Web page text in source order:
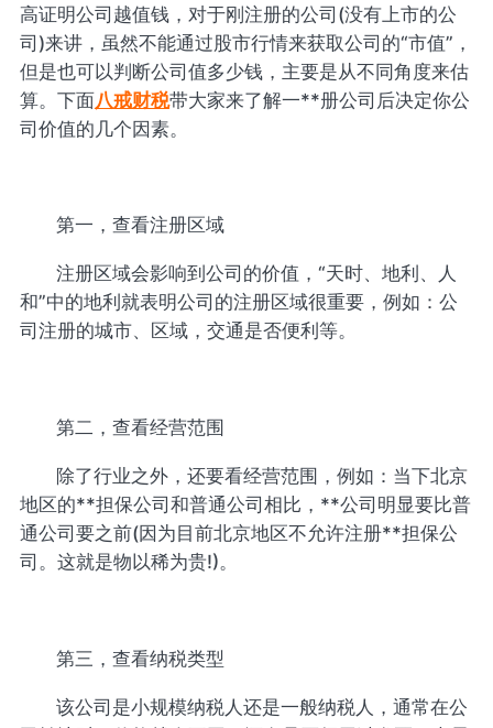
高证明公司越值钱，对于刚注册的公司(没有上市的公
司)来讲，虽然不能通过股市行情来获取公司的“市值”，
但是也可以判断公司值多少钱，主要是从不同角度来估
算。下面八戒财税带大家来了解一**册公司后决定你公
司价值的几个因素。
第一，查看注册区域
注册区域会影响到公司的价值，“天时、地利、人
和”中的地利就表明公司的注册区域很重要，例如：公
司注册的城市、区域，交通是否便利等。
第二，查看经营范围
除了行业之外，还要看经营范围，例如：当下北京
地区的**担保公司和普通公司相比，**公司明显要比普
通公司要之前(因为目前北京地区不允许注册**担保公
司。这就是物以稀为贵!)。
第三，查看纳税类型
该公司是小规模纳税人还是一般纳税人，通常在公